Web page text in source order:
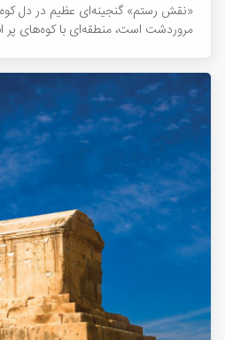
«نقش رستم» گنجینه‌ای عظیم در دل
مروردشت است، منطقه‌ای با کوه‌های پر